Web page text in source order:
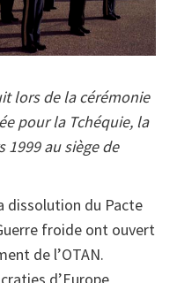
lors de la cérémonie
pour la Tchéquie, la
1999 au siège de
dissolution du Pacte
froide ont ouvert
de l’OTAN.